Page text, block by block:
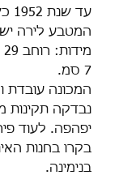
המטבע לירה
7 סמ.
המכונה עובדת
נבדקה תקינות
יפהפה. לעוד
בקרו בחנות
בנימינה.